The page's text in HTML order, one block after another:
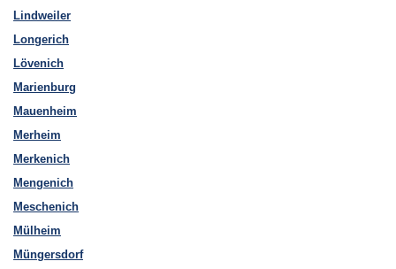
Lindweiler
Longerich
Lövenich
Marienburg
Mauenheim
Merheim
Merkenich
Mengenich
Meschenich
Mülheim
Müngersdorf